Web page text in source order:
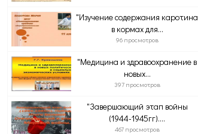
"Изучение содержания каротина
в кормах для...
96 просмотров
"Медицина и здравоохранение в
новых...
397 просмотров
"Завершающий этап войны
(1944-1945гг)....
467 просмотров